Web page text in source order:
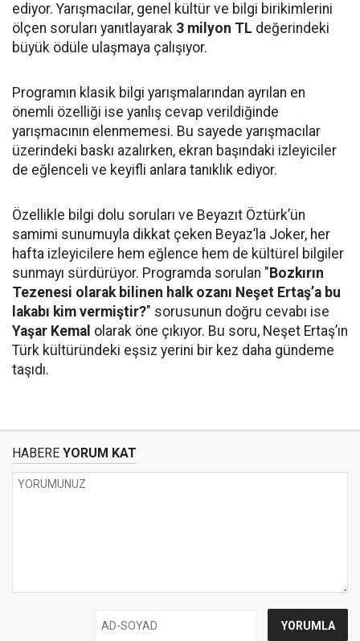
ediyor. Yarışmacılar, genel kültür ve bilgi birikimlerini
ölçen soruları yanıtlayarak 3 milyon TL değerindeki
büyük ödüle ulaşmaya çalışıyor.
Programın klasik bilgi yarışmalarından ayrılan en
önemli özelliği ise yanlış cevap verildiğinde
yarışmacının elenmemesi. Bu sayede yarışmacılar
üzerindeki baskı azalırken, ekran başındaki izleyiciler
de eğlenceli ve keyifli anlara tanıklık ediyor.
Özellikle bilgi dolu soruları ve Beyazıt Öztürk’ün
samimi sunumuyla dikkat çeken Beyaz’la Joker, her
hafta izleyicilere hem eğlence hem de kültürel bilgiler
sunmayı sürdürüyor. Programda sorulan " Bozkırın
Tezenesi olarak bilinen halk ozanı Neşet Ertaş’a bu
lakabı kim vermiştir?" sorusunun doğru cevabı ise
Yaşar Kemal olarak öne çıkıyor. Bu soru, Neşet Ertaş’ın
Türk kültüründeki eşsiz yerini bir kez daha gündeme
taşıdı.
HABERE YORUM KAT